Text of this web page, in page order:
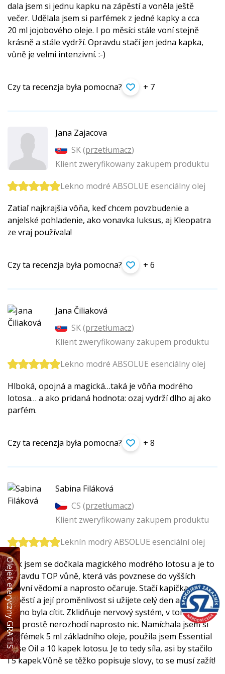
dala jsem si jednu kapku na zápěstí a voněla ještě
večer. Udělala jsem si parfémek z jedné kapky a cca
20 ml jojobového oleje. I po měsíci stále voní stejně
krásně a stále vydrží. Opravdu stačí jen jedna kapka,
vůně je velmi intenzivní. :-)
Czy ta recenzja była pomocna? + 7
Jana Zajacova
SK (przetłumacz)
Klient zweryfikowany zakupem produktu
Lekno modré ABSOLUE esenciálny olej
Zatiaľ najkrajšia vôňa, keď chcem povzbudenie a
anjelské pohladenie, ako vonavka luksus, aj Kleopatra
ze vraj používala!
Czy ta recenzja była pomocna? + 6
Jana Čiliaková
SK (przetłumacz)
Klient zweryfikowany zakupem produktu
Lekno modré ABSOLUE esenciálny olej
Hlboká, opojná a magická…taká je vôňa modrého
lotosa… a ako pridaná hodnota: ozaj vydrží dlho aj ako
parfém.
Czy ta recenzja była pomocna? + 8
Sabina Filáková
CS (przetłumacz)
Klient zweryfikowany zakupem produktu
Leknín modrý ABSOLUE esenciální olej
Tak jsem se dočkala magického modrého lotosu a je to
opravdu TOP vůně, která vás povznese do vyšších
úrovní vědomí a naprosto očaruje. Stačí kapička na
zápěstí a její proměnlivost si užijete celý den a ještě
i ráno byla cítit. Zklidňuje nervový systém, v tom opojení
vás prostě nerozhodí naprosto nic. Namíchala jsem si
parfémek 5 ml základního oleje, použila jsem Essential
Base Oil a 10 kapek lotosu. Je to tedy síla, asi by stačilo
i 5 kapek.Vůně se těžko popisuje slovy, to se musí zažít!
Olejek eteryczny GRATIS